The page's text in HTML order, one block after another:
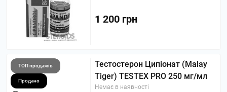
1 200 грн
ТОП продажів
Продано
Тестостерон Ципіонат (Malay
Tiger) TESTEX PRO 250 мг/мл
Немає в наявності